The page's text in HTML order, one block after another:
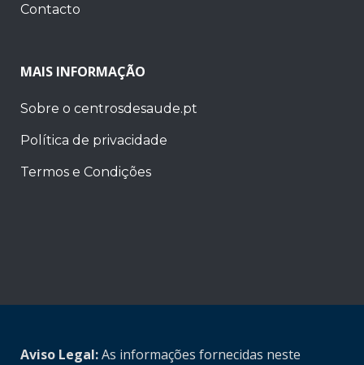
Contacto
MAIS INFORMAÇÃO
Sobre o centrosdesaude.pt
Política de privacidade
Termos e Condições
Aviso Legal:As informações fornecidas neste